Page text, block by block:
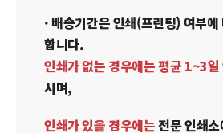
· 배송기간은 인쇄(프린팅) 여부
합니다.
인쇄가 없는 경우에는 평균 1~3일
시며,
인쇄가 있을 경우에는전문 인쇄